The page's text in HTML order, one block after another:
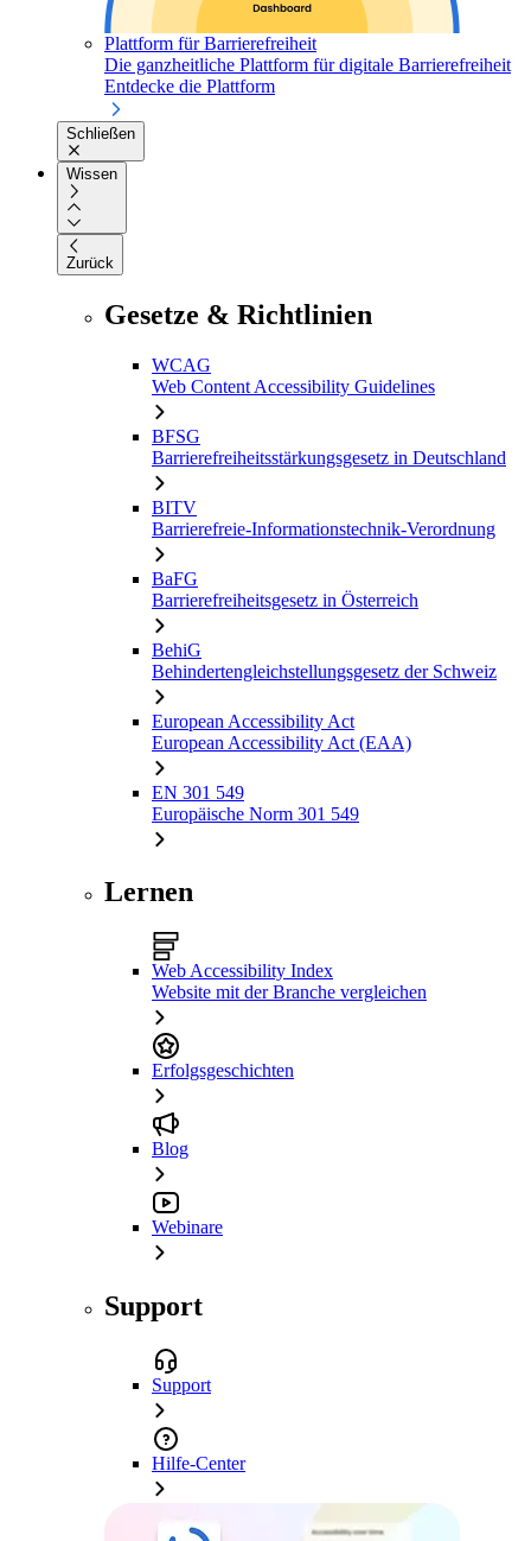
Plattform für Barrierefreiheit
Die ganzheitliche Plattform für digitale Barrierefreiheit
Entdecke die Plattform
Schließen
Wissen
Zurück
Gesetze & Richtlinien
WCAG
Web Content Accessibility Guidelines
BFSG
Barrierefreiheitsstärkungsgesetz in Deutschland
BITV
Barrierefreie-Informationstechnik-Verordnung
BaFG
Barrierefreiheitsgesetz in Österreich
BehiG
Behindertengleichstellungsgesetz der Schweiz
European Accessibility Act
European Accessibility Act (EAA)
EN 301 549
Europäische Norm 301 549
Lernen
Web Accessibility Index
Website mit der Branche vergleichen
Erfolgsgeschichten
Blog
Webinare
Support
Support
Hilfe-Center